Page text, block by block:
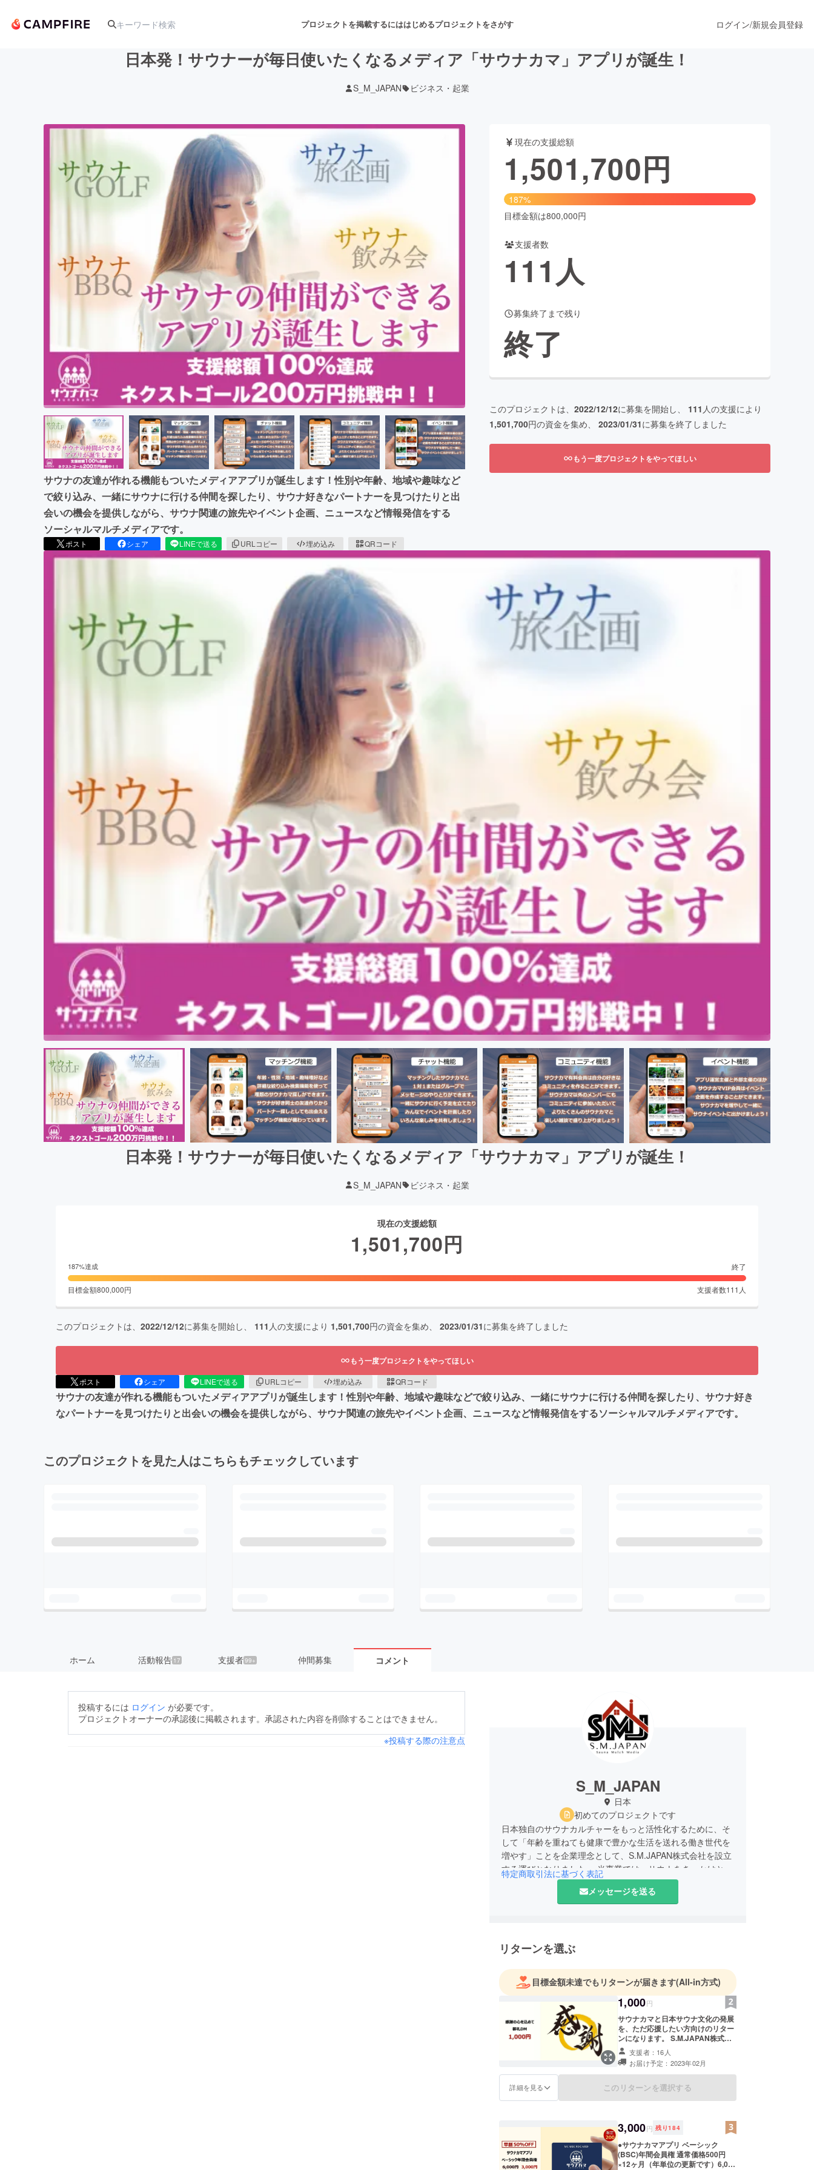
プロジェクトを掲載するにははじめるプロジェクトをさがす
舞台・パフォーマンス
テクノロジー・ガジェット ゲーム・サービス開発 ファッション
ビジネス・起業 ビューティー・ヘルスケア
まちづくり・地域活性化
CAMPFIRE for Social Good CAMPFIRE Creation
CAMPFIREふるさと納税
machi-ya
ログイン/新規会員登録
日本発！サウナーが毎日使いたくなるメディア「サウナカマ」アプリが誕生！
S_M_JAPAN ビジネス・起業
サウナの友達が作れる機能もついたメディアアプリが誕生します！性別や年齢、地域や趣味など
で絞り込み、一緒にサウナに行ける仲間を探したり、サウナ好きなパートナーを見つけたりと出
会いの機会を提供しながら、サウナ関連の旅先やイベント企画、ニュースなど情報発信をする
ソーシャルマルチメディアです。
ポスト シェア LINEで送る URLコピー 埋め込み QRコード
現在の支援総額
1,501,700円
187%
目標金額は800,000円
支援者数
111人
募集終了まで残り
終了
このプロジェクトは、 2022/12/12に募集を開始し、 111 人の支援により
1,501,700円の資金を集め、 2023/01/31に募集を終了しました
もう一度プロジェクトをやってほしい
日本発！サウナーが毎日使いたくなるメディア「サウナカマ」アプリが誕生！
S_M_JAPAN ビジネス・起業
現在の支援総額
1,501,700円
187%達成 終了
目標金額800,000円 支援者数111 人
このプロジェクトは、 2022/12/12に募集を開始し、 111 人の支援により 1,501,700円の資金を集め、 2023/01/31に募集を終了しました
もう一度プロジェクトをやってほしい
ポスト シェア LINEで送る URLコピー 埋め込み QRコード
サウナの友達が作れる機能もついたメディアアプリが誕生します！性別や年齢、地域や趣味などで絞り込み、一緒にサウナに行ける仲間を探したり、サウナ好き
なパートナーを見つけたりと出会いの機会を提供しながら、サウナ関連の旅先やイベント企画、ニュースなど情報発信をするソーシャルマルチメディアです。
このプロジェクトを見た人はこちらもチェックしています
ホーム 活動報告 17 支援者99+ 仲間募集 コメント
投稿するには ログイン が必要です。
プロジェクトオーナーの承認後に掲載されます。承認された内容を削除することはできません。
※投稿する際の注意点
S_M_JAPAN
日本
初めてのプロジェクトです
日本独自のサウナカルチャーをもっと活性化するために、そ
して「年齢を重ねても健康で豊かな生活を送れる働き世代を
増やす」ことを企業理念として、S.M.JAPAN株式会社を設立
する運びとなりました。 当事業では、サウナをきっかけとし
た人と人の出会いの場を提供し、サウナに特化したソーシャ
ルメディアサービスを拡充することにより、QOL（クオリ
また、メディア内にサウナー同士のマッチングシステムを導
会を皆さまにご提供し今までになかった新しい形のコミュニ
ティを実現させます。
特定商取引法に基づく表記
メッセージを送る
リターンを選ぶ
目標金額未達でもリターンが届きます(All-in方式)
1,000円
サウナカマと日本サウナ文化の発展
を、ただ応援したい方向けのリター
ンになります。 S.M.JAPAN株式会
社から、感謝の心を込めてDMをお
送りさせていただきます。 なお、支
援時に上乗せ支援が可能となってお
ります。 応援のお気持ち上乗せ大歓
迎いたします！
支援者：16人
お届け予定：2023年02月
詳細を見る このリターンを選択する
3,000円 残り184
●サウナカマアプリ ベーシック
(BSC)年間会員権 通常価格500円
×12ヶ月（年単位の更新です）6,000